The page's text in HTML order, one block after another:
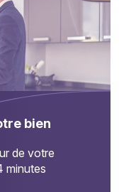
bien
de votre
minutes